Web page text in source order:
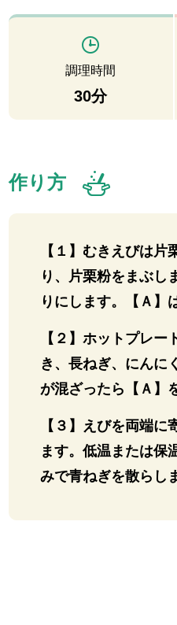
調理時間
30分
作り方
【１】むきえびは
り、片栗粉をまぶし
りにします。【Ａ】
【２】ホットプレ
き、長ねぎ、にんに
が混ざったら【Ａ】
【３】えびを両端
ます。低温または保
みで青ねぎを散らし